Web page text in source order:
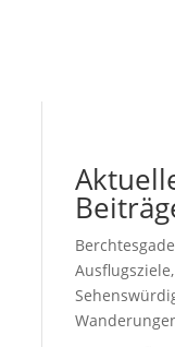
Ausflugsziele,